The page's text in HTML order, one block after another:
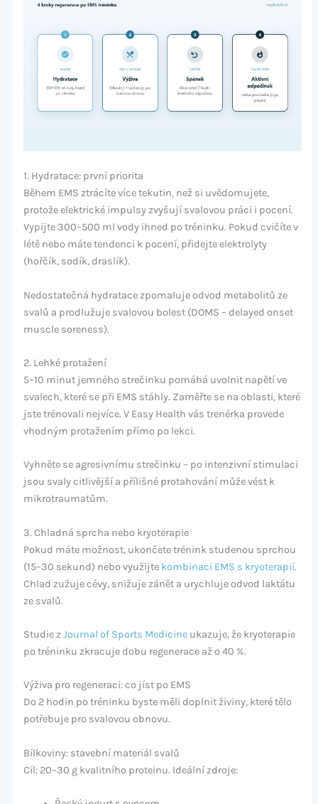
1. Hydratace: první priorita
Během EMS ztrácíte více tekutin, než si uvědomujete,
protože elektrické impulsy zvyšují svalovou práci i pocení.
Vypijte 300–500 ml vody ihned po tréninku. Pokud cvičíte v
létě nebo máte tendenci k pocení, přidejte elektrolyty
(hořčík, sodík, draslík).
Nedostatečná hydratace zpomaluje odvod metabolitů ze
svalů a prodlužuje svalovou bolest (DOMS – delayed onset
muscle soreness).
2. Lehké protažení
5–10 minut jemného strečinku pomáhá uvolnit napětí ve
svalech, které se při EMS stáhly. Zaměřte se na oblasti, které
jste trénovali nejvíce. V Easy Health vás trenérka provede
vhodným protažením přímo po lekci.
Vyhněte se agresivnímu strečinku – po intenzivní stimulaci
jsou svaly citlivější a přílišné protahování může vést k
mikrotraumatům.
3. Chladná sprcha nebo kryoterapie
Pokud máte možnost, ukončete trénink studenou sprchou
(15–30 sekund) nebo využijte kombinaci EMS s kryoterapií.
Chlad zužuje cévy, snižuje zánět a urychluje odvod laktátu
ze svalů.
Studie z Journal of Sports Medicineukazuje, že kryoterapie
po tréninku zkracuje dobu regenerace až o 40 %.
Výživa pro regeneraci: co jíst po EMS
Do 2 hodin po tréninku byste měli doplnit živiny, které tělo
potřebuje pro svalovou obnovu.
Bílkoviny: stavební materiál svalů
Cíl: 20–30 g kvalitního proteinu. Ideální zdroje: